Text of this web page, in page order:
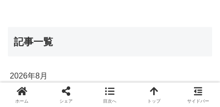
記事一覧
2026年8月
2026年7月
ホーム シェア 目次へ トップ サイドバー